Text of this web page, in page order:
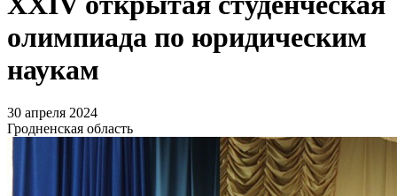
олимпиада по юридическим
наукам
30 апреля 2024
Гродненская область